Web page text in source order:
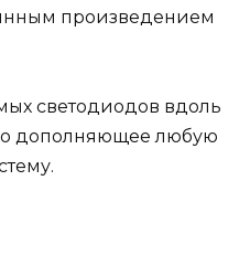
произведением
светодиодов вдоль
дополняющее любую